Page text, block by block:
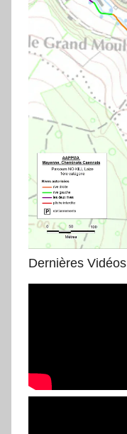
Dernières Vidéos